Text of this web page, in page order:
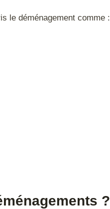
le déménagement comme :
?